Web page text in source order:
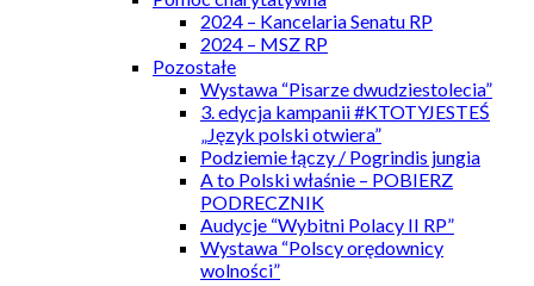
2024 – Kancelaria Senatu RP
2024 – MSZ RP
Pozostałe
Wystawa “Pisarze dwudziestolecia”
3. edycja kampanii #KTOTYJESTEŚ
„Język polski otwiera”
Podziemie łączy / Pogrindis jungia
A to Polski właśnie – POBIERZ
PODRECZNIK
Audycje “Wybitni Polacy II RP”
Wystawa “Polscy orędownicy
wolności”